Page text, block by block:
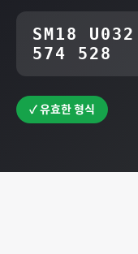
SM18
574 528
✓ 유효한 형식